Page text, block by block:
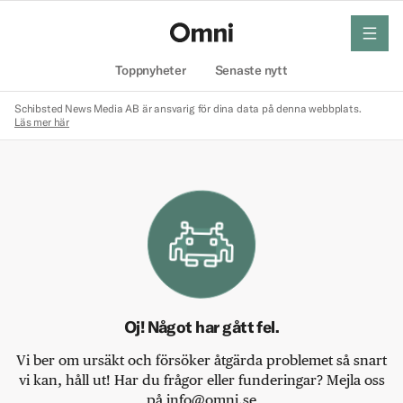
Toppnyheter Senaste nytt
meny
Schibsted News Media AB är ansvarig för dina data på denna webbplats.
Läs mer här
Oj! Något har gått fel.
Vi ber om ursäkt och försöker åtgärda problemet så snart
vi kan, håll ut! Har du frågor eller funderingar? Mejla oss